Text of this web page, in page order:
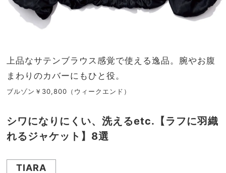
上品なサテンブラウス感覚で使える逸品。腕やお腹
まわりのカバーにもひと役。
ブルゾン￥30,800（ウィークエンド）
シワになりにくい、洗えるetc.【ラフに羽織
れるジャケット】8選
TIARA